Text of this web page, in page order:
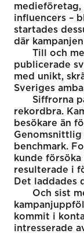
medieföretag,
influencers –
startades
där
Till och
publicerade
med unikt,
Sveriges
Siffrorna
rekordbra.
besökare än
Genomsnittlig
benchmark.
kunde
resulterade i
Det laddades
Och sist
kommit i
intresserade